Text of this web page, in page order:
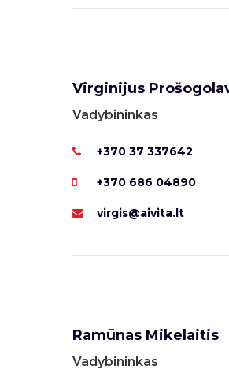
Virginijus
Vadybininkas
+370 37 337642
+370 686 04890
virgis@aivita.lt
Ramūnas Mikelaitis
Vadybininkas